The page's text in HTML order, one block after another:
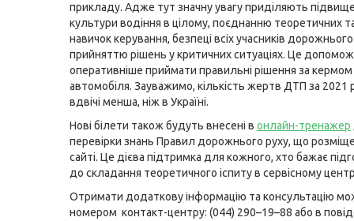
прикладу. Адже тут значну увагу приділяють
культури водіння в цілому, поєднанню теоретичних
навичок керування, безпеці всіх учасників дорожнього
прийняттю рішень у критичних ситуаціях. Це
оперативніше приймати правильні рішення за кермом
автомобіля. Зауважимо, кількість жертв ДТП за 2021
вдвічі менша, ніж в Україні.
Нові білети також будуть внесені в онлайн-тренажер
перевірки знань Правил дорожнього руху, що
сайті. Це дієва підтримка для кожного, хто бажає
до складання теоретичного іспиту в сервісному
Отримати додаткову інформацію та консультацію
номером контакт-центру: (044) 290–19–88 або в